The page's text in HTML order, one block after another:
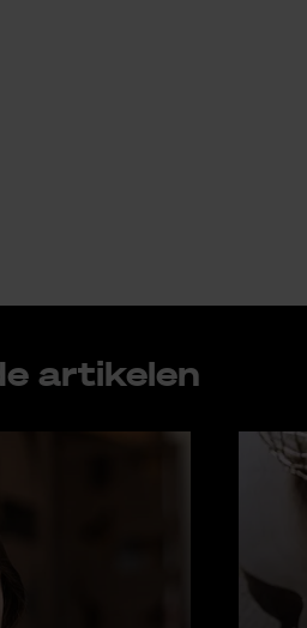
ar­ti­ke­len